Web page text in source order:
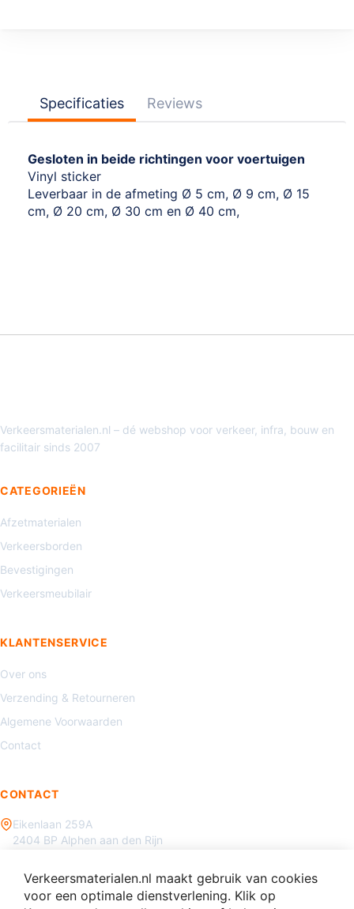
Specificaties Reviews
Gesloten in beide richtingen voor voertuigen
Vinyl sticker
Leverbaar in de afmeting Ø 5 cm, Ø 9 cm, Ø 15
cm, Ø 20 cm, Ø 30 cm en Ø 40 cm,
Verkeersmaterialen.nl – dé webshop voor verkeer, infra, bouw en
facilitair sinds 2007
CATEGORIEËN
Afzetmaterialen
Verkeersborden
Bevestigingen
Verkeersmeubilair
KLANTENSERVICE
Over ons
Verzending & Retourneren
Algemene Voorwaarden
Contact
CONTACT
Eikenlaan 259A
2404 BP Alphen aan den Rijn
info@verkeersmaterialen.nl
Verkeersmaterialen.nl maakt gebruik van cookies
voor een optimale dienstverlening. Klik op